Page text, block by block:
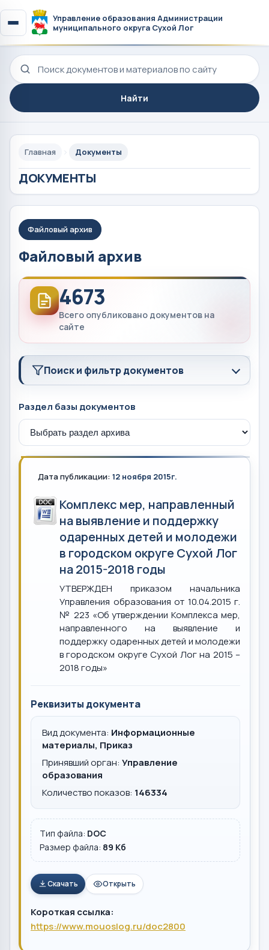
Управление образования Администрации
муниципального округа Сухой Лог
Поиск по сайту
Найти
Главная Документы
ДОКУМЕНТЫ
Файловый архив
Файловый архив
4673
Всего опубликовано документов на
сайте
Поиск и фильтр документов
Раздел базы документов
Дата публикации: 12 ноября 2015г.
Комплекс мер, направленный
на выявление и поддержку
одаренных детей и молодежи
в городском округе Сухой Лог
на 2015-2018 годы
УТВЕРЖДЕН приказом начальника
Управления образования от 10.04.2015 г.
№ 223 «Об утверждении Комплекса мер,
направленного на выявление и
поддержку одаренных детей и молодежи
в городском округе Сухой Лог на 2015 –
2018 годы»
Реквизиты документа
Вид документа: Информационные
материалы, Приказ
Принявший орган: Управление
образования
Количество показов: 146334
Тип файла: DOC
Размер файла: 89 Кб
Скачать Открыть
Короткая ссылка:
https://www.mouoslog.ru/doc2800